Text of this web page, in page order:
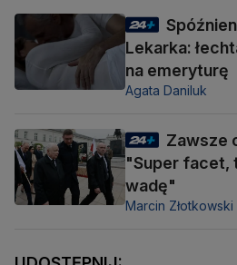
Lekarka:
na emeryturę
Agata Daniluk
Zawsze
"Super facet,
wadę"
Marcin Złotkowski